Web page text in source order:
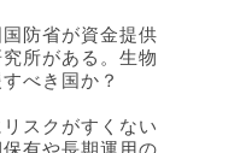
防省が資金提供
所がある。生物
べき国か？
スクがすくない
有や長期運用の